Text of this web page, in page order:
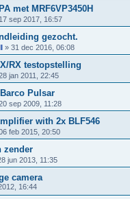
met MRF6VP3450H
17 sep 2017, 16:57
gezocht.
» 31 dec 2016, 06:08
RX testopstelling
jan 2011, 22:45
Pulsar
sep 2009, 11:28
with 2x BLF546
feb 2015, 20:50
zender
jun 2013, 11:35
camera
16:44